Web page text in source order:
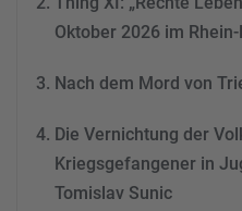
Mehr
Consent
&
Oktober 2026 im
Nach dem Mord von
Die Vernichtung der
Kriegsgefangener in
Tomislav Sunic